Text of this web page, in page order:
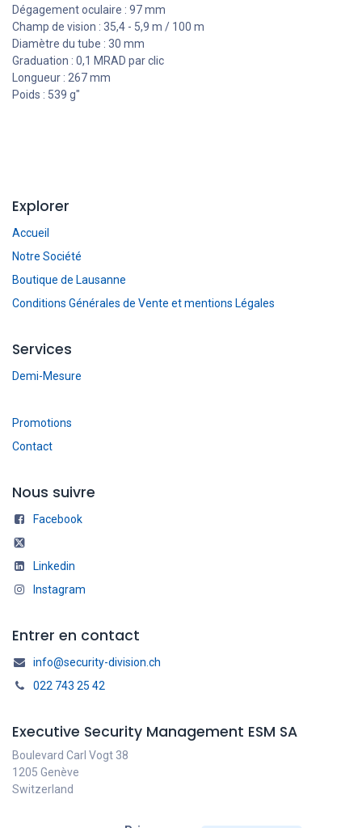
Dégagement oculaire : 97 mm
Champ de vision : 35,4 - 5,9 m / 100 m
Diamètre du tube : 30 mm
Graduation : 0,1 MRAD par clic
Longueur : 267 mm
Poids : 539 g"
Explorer
Accueil
Notre Société
Boutique de Lausanne
Conditions Générales de Vente et mentions Légales
Services
Demi-Mesure
Promotions
Contact
Nous suivre
Facebook
Linkedin
Instagram
Entrer en contact
info@security-division.ch
022 743 25 42
Executive Security Management ESM SA
Boulevard Carl Vogt 38
1205 Genève
Switzerland